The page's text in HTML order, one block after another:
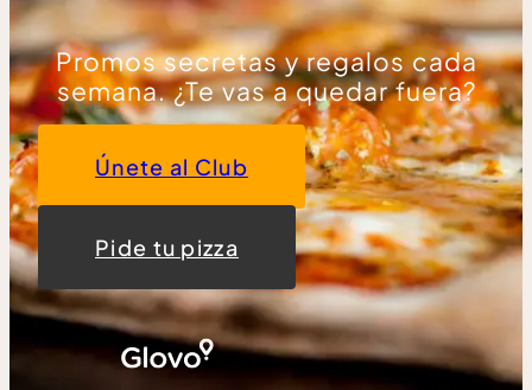
Promos secretas y regalos cada
semana. ¿Te vas a quedar fuera?
Únete al Club
Pide tu pizza